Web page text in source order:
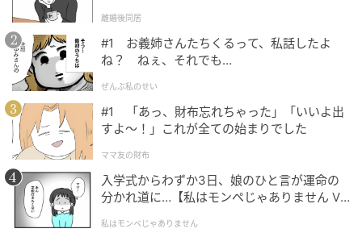
ユニークなのは、最終選考に残った作品のプロトタイ
プを、旭川の家具ブランドや工房が実際に手を組んで
製作する点だ。審査委員が実物を見て最終審査を行う
ため、机上の空論ではないデザイナーの真の実力が見
極められる。同時に、職人たちが技術を磨く契機にも
なり、製品化への道筋をスムーズにするという産地な
らではの大きな利点がある。
〈写真〉5月に行われた、旭川市と隣町の東神楽町、東
川町で行われた家具デザインイベント「ミート・アッ
離婚後同居
#1 お義姉さんたちくるって、私話したよ
ね？ ねぇ、それでも…
ぜんぶ私のせい
#1 「あっ、財布忘れちゃった」「いいよ出
すよ〜！」これが全ての始まりでした
ママ友の財布
入学式からわずか3日、娘のひと言が運命の
分かれ道に…【私はモンペじゃありません Vo
私はモンペじゃありません